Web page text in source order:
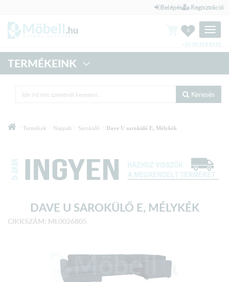
Belépés Regisztráció
Toggle
0
+36 20 318 8122
TERMÉKEINK
Keresés
Termékek Nappali Sarokülő Dave U sarokülő E, Mélykék
DAVE U SAROKÜLŐ E, MÉLYKÉK
CIKKSZÁM: ML0026805